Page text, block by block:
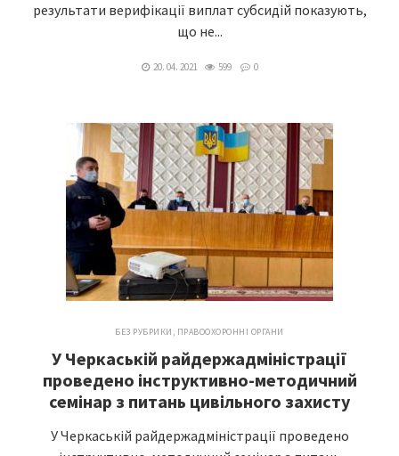
результати верифікації виплат субсидій показують,
що не...
20. 04. 2021 599 0
БЕЗ РУБРИКИ , ПРАВООХОРОННІ ОРГАНИ
У Черкаській райдержадміністрації
проведено інструктивно-методичний
семінар з питань цивільного захисту
У Черкаській райдержадміністрації проведено